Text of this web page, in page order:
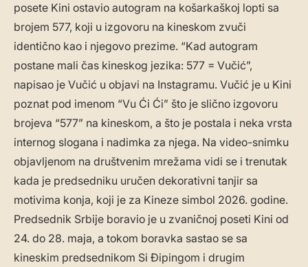
posete Kini ostavio autogram na košarkaškoj lopti sa
brojem 577, koji u izgovoru na kineskom zvuči
identično kao i njegovo prezime. “Kad autogram
postane mali čas kineskog jezika: 577 = Vučić”,
napisao je Vučić u objavi na Instagramu. Vučić je u Kini
poznat pod imenom “Vu Ći Ći” što je slično izgovoru
brojeva “577” na kineskom, a što je postala i neka vrsta
internog slogana i nadimka za njega. Na video-snimku
objavljenom na društvenim mrežama vidi se i trenutak
kada je predsedniku uručen dekorativni tanjir sa
motivima konja, koji je za Kineze simbol 2026. godine.
Predsednik Srbije boravio je u zvaničnoj poseti Kini od
24. do 28. maja, a tokom boravka sastao se sa
kineskim predsednikom Si Đipingom i drugim